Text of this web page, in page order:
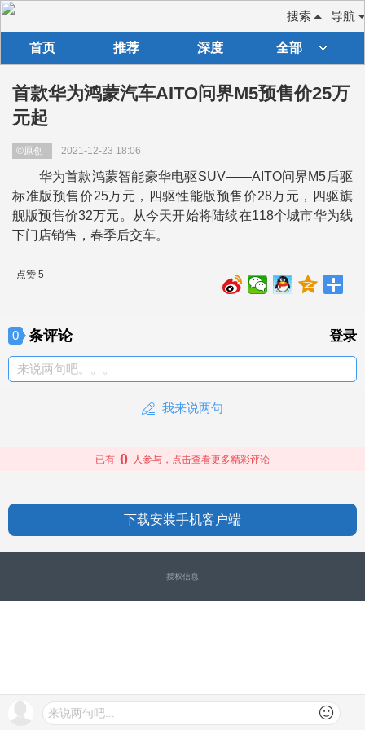
导航
搜索
首页 推荐 深度 全部
首款华为鸿蒙汽车AITO问界M5预售价25万
元起
©原创 2021-12-23 18:06
华为首款鸿蒙智能豪华电驱SUV――AITO问界M5后驱
标准版预售价25万元，四驱性能版预售价28万元，四驱旗
舰版预售价32万元。从今天开始将陆续在118个城市华为线
下门店销售，春季后交车。
点赞 5
0 条评论 登录
来说两句吧。。。
我来说两句
来说两句吧...
已有 0 人参与，点击查看更多精彩评论
下载安装手机客户端
授权信息